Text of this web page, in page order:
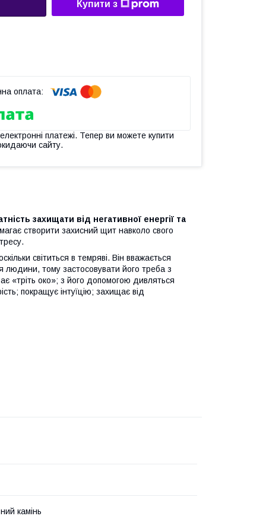
Купити з
платежі. Тепер ви можете купити
сайту.
захищати від негативної енергії та
створити захисний щит навколо свого
світиться в темряві. Він вважається
людини, тому застосовувати його треба з
«тріть око»; з його допомогою дивляться
покращує інтуїцію; захищає від
камінь